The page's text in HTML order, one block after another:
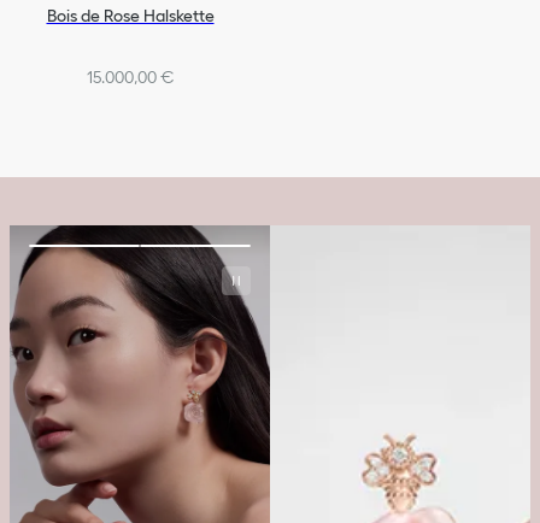
Bois de Rose Halskette
15.000,00 €